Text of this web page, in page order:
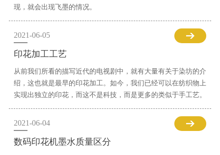
现，就会出现飞墨的情况。
2021-06-05
印花加工工艺
从前我们所看的描写近代的电视剧中，就有大量有关于染坊的介
绍，这也就是最早的印花加工。如今，我们已经可以在纺织物上
实现出独立的印花，而这不是科技，而是更多的类似于手工艺。
2021-06-04
数码印花机墨水质量区分